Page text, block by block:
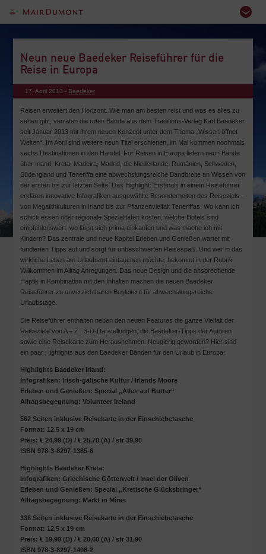
Neun neue Baedeker Reiseführer für die
Reise in Europa
17. April 2013 - Baedeker
Reisen erweitert den Horizont. Wie man am besten reist und was es alles zu
sehen gibt, verraten die roten Bände aus dem Traditions-Verlag Karl Baedeker
seit Januar 2013 mit ihrem neuen Konzept unter dem Thema „Wissen öffnet
Welten“. Im April sind weitere neun Titel erschienen, im Mai kommen nochmals
sechs Destinationen in den Handel. Für Reisen in Europa liefern neun Bände
über Irland, Kreta, Madeira, Madrid, die Niederlande, Rumänien, Schweden,
Südengland und Teneriffa eine abwechslungsreiche Bandbreite an Wissen von
der ersten bis zur letzten Seite. Das Highlight: Erstmals in einem Reiseführer
erklären innovative Infografiken ausgewählte Besonderheiten des Reiseziels –
von Megalithkulturen in Irland bis zur Pflanzenvielfalt Teneriffas. Wo kann ich
schick essen oder regionale Spezialitäten kosten, welche Hotels sind
empfehlenswert, wo lässt sich prima einkaufen und was mache ich mit
Kindern? Das zentrale und neue Kapitel Erleben und Genießen wartet mit
fundierten Tipps auf und sorgt für unbeschwerten Reisespaß. Und wer in das
wirkliche Leben am Urlaubsort eintauchen möchte, bekommt in der Rubrik
Willkommen im Alltag Anregungen. Das neue Design und die ansprechende
Haptik in Kombination mit den Inhalten machen die neuen Baedeker
Reiseführer zu unverzichtbaren Begleitern für abwechslungsreiche
Urlaubstage.
Die Reiseführer enthalten neben den neuen Features die ganze Vielfalt der
Reiseziele von A – Z , 3-D-Darstellungen, die Baedeker-Tipps der Autoren
sowie eine Reisekarte zum Herausnehmen. Neugierig geworden? Hier sind
ein paar Highlights aus den Baedeker Bänden für den Urlaub in Europa:
Highlights Baedeker Irland:
Infografiken: Irisch-gälische Kultur / Irlands Moore
Erleben und Genießen: Special „Alles auf Butter“
Alltagsbegegnung: Volunteer Ireland
562 Seiten inklusive Reisekarte in der Einschiebetasche
Format: 12,5 x 19 cm
Preis: € 24,99 (D) / € 25,70 (A) / sfr 39,90
ISBN 978-3-8297-1385-6
Highlights Baedeker Kreta:
Infografiken: Griechische Götterwelt / Insel der Oliven
Erleben und Genießen: Special „Kretische Glücksbringer“
Alltagsbegegnung: Markt in Míres
338 Seiten inklusive Reisekarte in der Einschiebetasche
Format: 12,5 x 19 cm
Preis: € 19,99 (D) / € 20,60 (A) / sfr 31,90
ISBN 978-3-8297-1408-2